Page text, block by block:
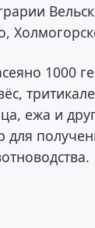
1000
ежа и
для